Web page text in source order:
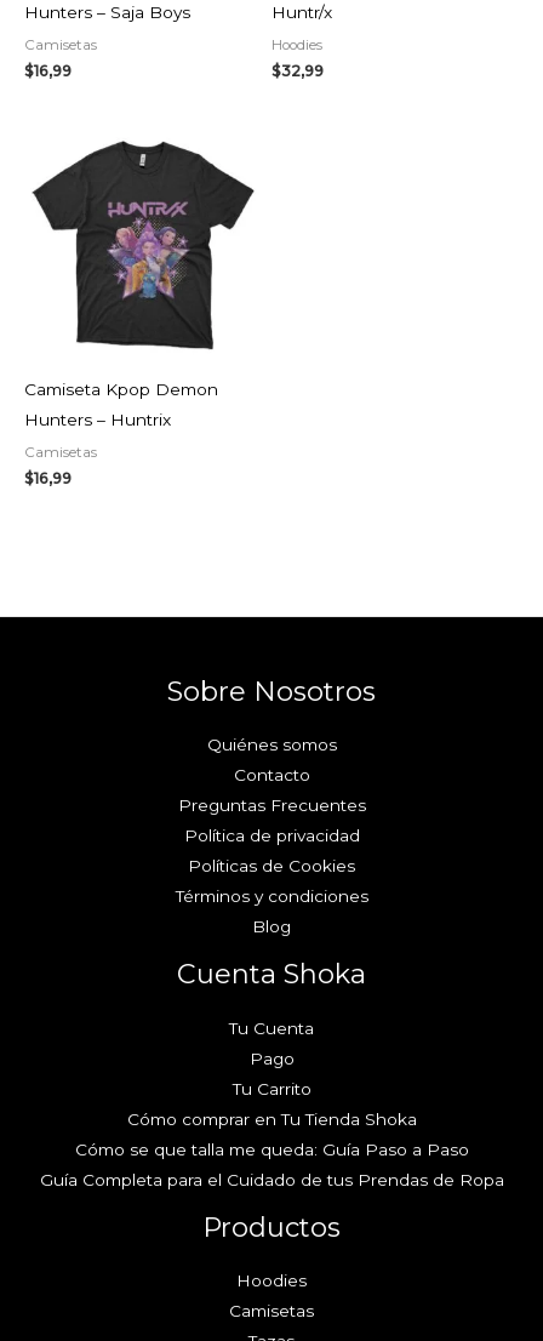
Hunters – Saja Boys
Camisetas
$16,99
Huntr/x
Hoodies
$32,99
Camiseta Kpop Demon
Hunters – Huntrix
Camisetas
$16,99
Sobre Nosotros
Quiénes somos
Contacto
Preguntas Frecuentes
Política de privacidad
Políticas de Cookies
Términos y condiciones
Blog
Cuenta Shoka
Tu Cuenta
Pago
Tu Carrito
Cómo comprar en Tu Tienda Shoka
Cómo se que talla me queda: Guía Paso a Paso
Guía Completa para el Cuidado de tus Prendas de Ropa
Productos
Hoodies
Camisetas